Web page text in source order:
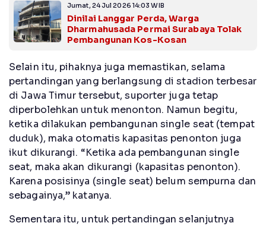
Jumat, 24 Jul 2026 14:03 WIB
Dinilai Langgar Perda, Warga
Dharmahusada Permai Surabaya Tolak
Pembangunan Kos-Kosan
Selain itu, pihaknya juga memastikan, selama
pertandingan yang berlangsung di stadion terbesar
di Jawa Timur tersebut, suporter juga tetap
diperbolehkan untuk menonton. Namun begitu,
ketika dilakukan pembangunan single seat (tempat
duduk), maka otomatis kapasitas penonton juga
ikut dikurangi. “Ketika ada pembangunan single
seat, maka akan dikurangi (kapasitas penonton).
Karena posisinya (single seat) belum sempurna dan
sebagainya,” katanya.
Sementara itu, untuk pertandingan selanjutnya